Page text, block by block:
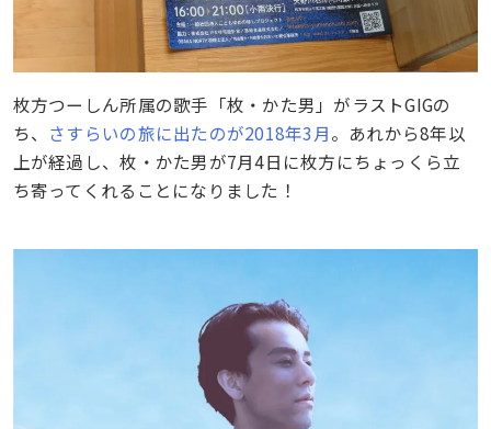
枚方つーしん所属の歌手「枚・かた男」がラストGIGの
ち、 さすらいの旅に出たのが2018年3月。あれから8年以
上が経過し、枚・かた男が7月4日に枚方にちょっくら立
ち寄ってくれることになりました！